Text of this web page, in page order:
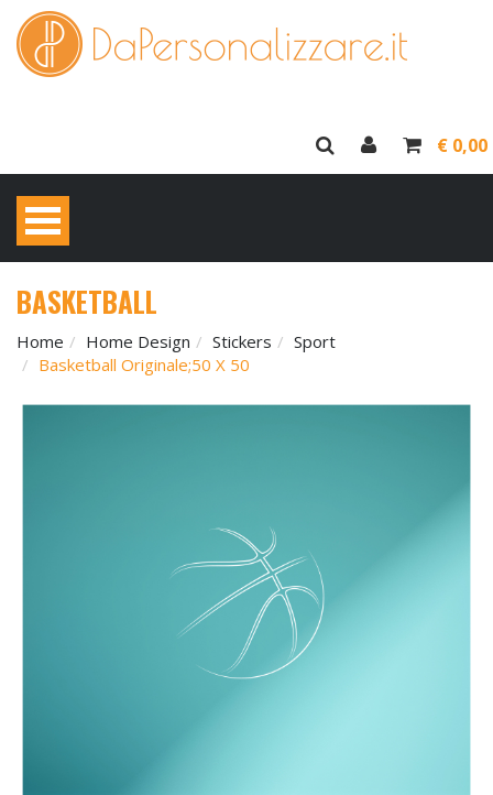
€ 0,00
BASKETBALL
Home Home Design Stickers
Sport
Basketball Originale;50 X 50